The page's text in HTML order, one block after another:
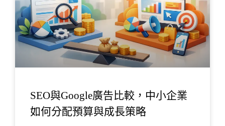
SEO與Google廣告比較，中小企業
如何分配預算與成長策略